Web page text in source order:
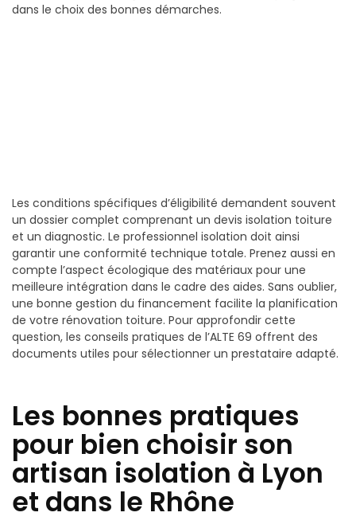
dans le choix des bonnes démarches.
Les conditions spécifiques d’éligibilité demandent souvent
un dossier complet comprenant un devis isolation toiture
et un diagnostic. Le professionnel isolation doit ainsi
garantir une conformité technique totale. Prenez aussi en
compte l’aspect écologique des matériaux pour une
meilleure intégration dans le cadre des aides. Sans oublier,
une bonne gestion du financement facilite la planification
de votre rénovation toiture. Pour approfondir cette
question, les conseils pratiques de l’ALTE 69 offrent des
documents utiles pour sélectionner un prestataire adapté.
Les bonnes pratiques
pour bien choisir son
artisan isolation à Lyon
et dans le Rhône